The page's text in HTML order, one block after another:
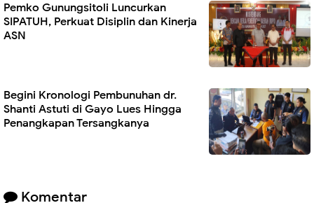
Pemko Gunungsitoli Luncurkan
SIPATUH, Perkuat Disiplin dan Kinerja
ASN
Begini Kronologi Pembunuhan dr.
Shanti Astuti di Gayo Lues Hingga
Penangkapan Tersangkanya
Komentar